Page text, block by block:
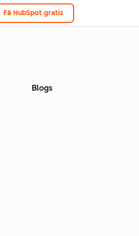
Få HubSpot gratis
Blogs